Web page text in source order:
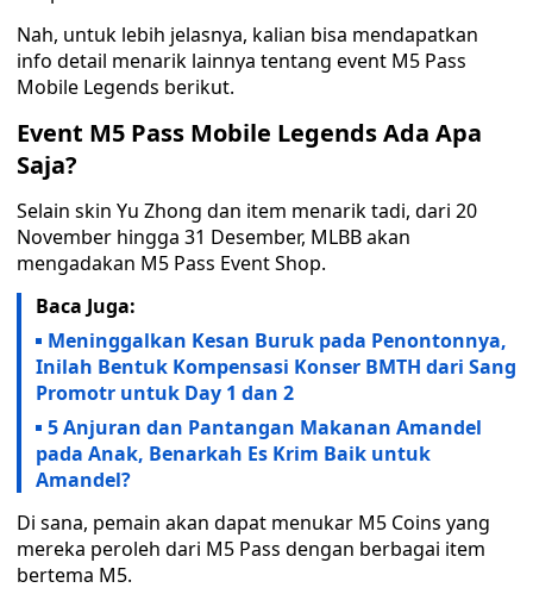
Nah, untuk lebih jelasnya, kalian bisa mendapatkan
info detail menarik lainnya tentang event M5 Pass
Mobile Legends berikut.
Event M5 Pass Mobile Legends Ada Apa
Saja?
Selain skin Yu Zhong dan item menarik tadi, dari 20
November hingga 31 Desember, MLBB akan
mengadakan M5 Pass Event Shop.
Baca Juga:
Meninggalkan Kesan Buruk pada Penontonnya,
Inilah Bentuk Kompensasi Konser BMTH dari Sang
Promotr untuk Day 1 dan 2
5 Anjuran dan Pantangan Makanan Amandel
pada Anak, Benarkah Es Krim Baik untuk
Amandel?
Di sana, pemain akan dapat menukar M5 Coins yang
mereka peroleh dari M5 Pass dengan berbagai item
bertema M5.